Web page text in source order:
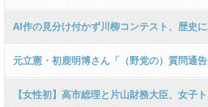
AI作の見分け付かず川柳コンテスト、歴史
元立憲・初鹿明博さん「（野党の）質問通
確認したい役人が取りに来るのが遅くなっ
【女性初】高市総理と片山財務大臣、女子